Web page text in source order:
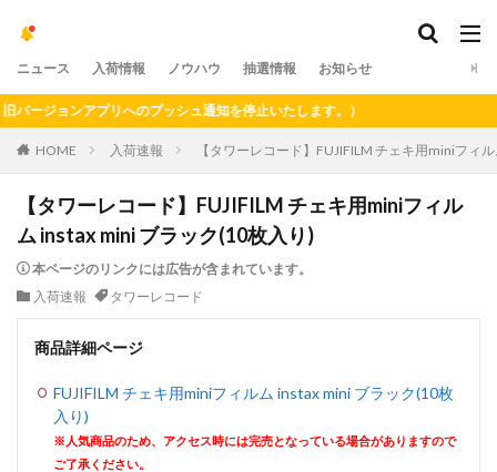
ニュース 入荷情報 ノウハウ 抽選情報 お知らせ
ョンアプリへのプッシュ通知を停止いたします。）
HOME 入荷速報 【タワーレコード】FUJIFILM チェキ用miniフィ
【タワーレコード】FUJIFILM チェキ用miniフィル
ム instax mini ブラック(10枚入り)
本ページのリンクには広告が含まれています。
入荷速報
タワーレコード
商品詳細ページ
FUJIFILM チェキ用miniフィルム instax mini ブラック(10枚
入り)
※人気商品のため、アクセス時には完売となっている場合がありますので
ご了承ください。